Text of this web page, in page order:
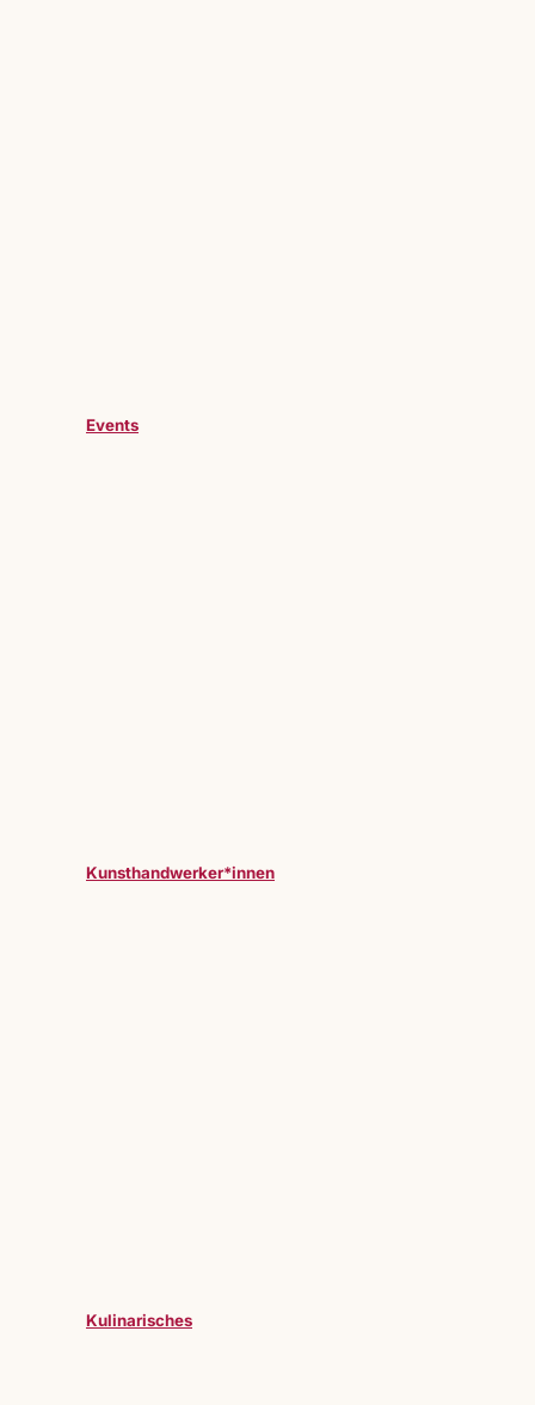
Events
Kunsthandwerker*innen
Kulinarisches